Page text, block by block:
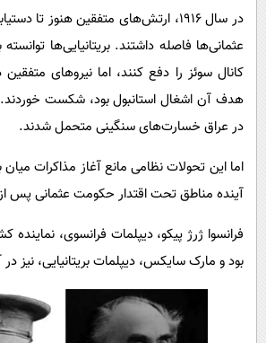
در سال ۱۹۱۶، ارتش‌های متفقین هنوز تا
عثمانی‌ها فاصله داشتند. بریتانیایی‌ها
کانال سوئز را دفع کنند، اما نیروهای متفقین
هدف آن اشغال استانبول بود، شکست خوردند.
در عراق خسارت‌های سنگینی متحمل شدند.
اما این تحولات نظامی مانع آغاز مذاکرات میان
آینده مناطق تحت اقتدار حکومت عثمانی پس
فرانسوا ژرژ پیکو، دیپلمات فرانسوی،
بود و مارک سایکس، دیپلمات بریتانیایی،